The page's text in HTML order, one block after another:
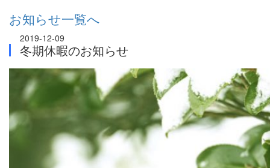
お知らせ一覧へ
2019-12-09
冬期休暇のお知らせ